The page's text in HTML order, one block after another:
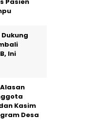
Ini
Kasim
Desa